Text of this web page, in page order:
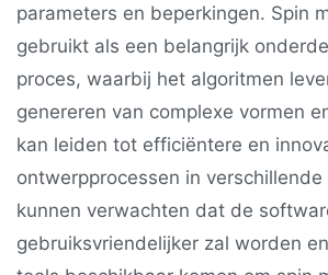
parameters en beperkingen. Spin
gebruikt als een belangrijk
proces, waarbij het algoritmen
genereren van complexe vormen
kan leiden tot efficiëntere en
ontwerpprocessen in verschillende
kunnen verwachten dat de
gebruiksvriendelijker zal worden